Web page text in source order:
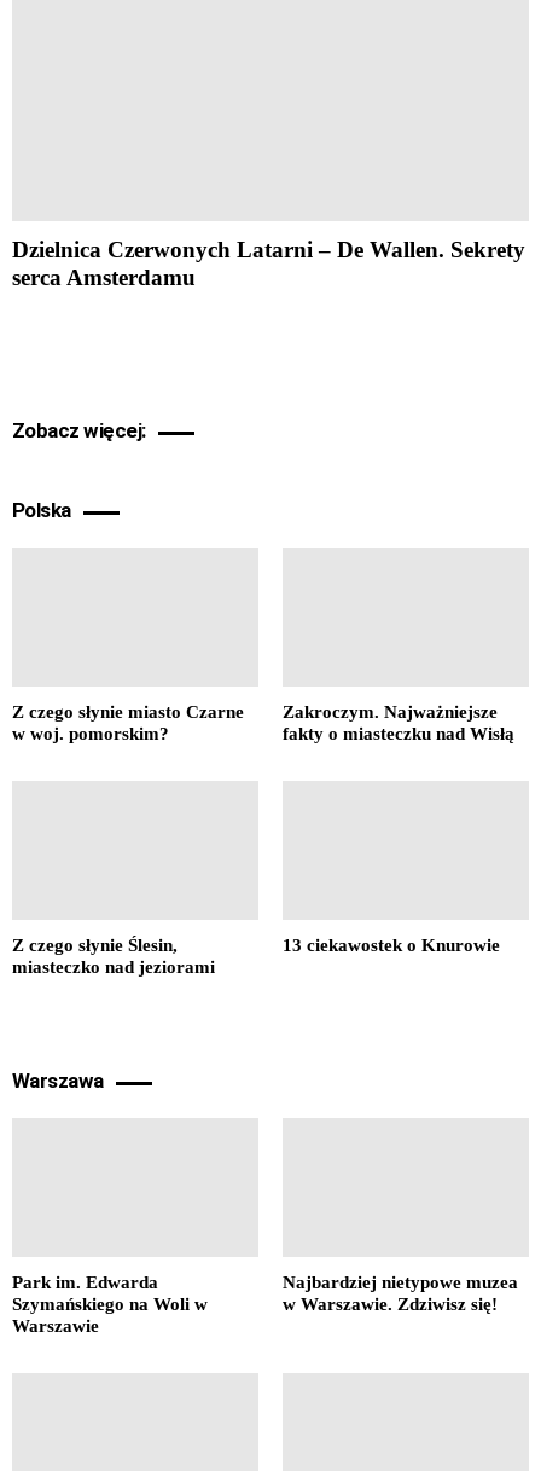
Dzielnica Czerwonych Latarni – De Wallen. Sekrety
serca Amsterdamu
Zobacz więcej:
Polska
Z czego słynie miasto Czarne
w woj. pomorskim?
Zakroczym. Najważniejsze
fakty o miasteczku nad Wisłą
Z czego słynie Ślesin,
miasteczko nad jeziorami
13 ciekawostek o Knurowie
Warszawa
Park im. Edwarda
Szymańskiego na Woli w
Warszawie
Najbardziej nietypowe muzea
w Warszawie. Zdziwisz się!